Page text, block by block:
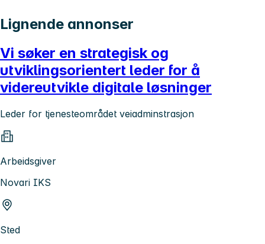
Lignende annonser
Vi søker en strategisk og
utviklingsorientert leder for å
videreutvikle digitale løsninger
Leder for tjenesteområdet veiadminstrasjon
Arbeidsgiver
Novari IKS
Sted